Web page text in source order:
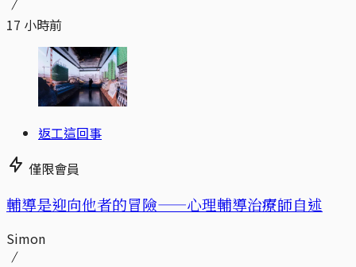
17 小時前
返工這回事
僅限會員
輔導是迎向他者的冒險——心理輔導治療師自述
Simon